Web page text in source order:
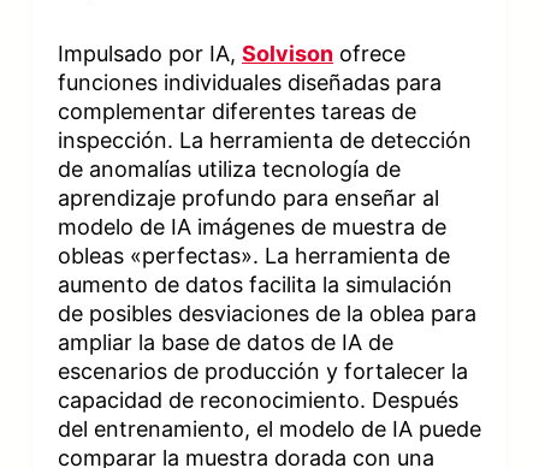
Impulsado por IA, Solvison ofrece
funciones individuales diseñadas para
complementar diferentes tareas de
inspección. La herramienta de detección
de anomalías utiliza tecnología de
aprendizaje profundo para enseñar al
modelo de IA imágenes de muestra de
obleas «perfectas». La herramienta de
aumento de datos facilita la simulación
de posibles desviaciones de la oblea para
ampliar la base de datos de IA de
escenarios de producción y fortalecer la
capacidad de reconocimiento. Después
del entrenamiento, el modelo de IA puede
comparar la muestra dorada con una